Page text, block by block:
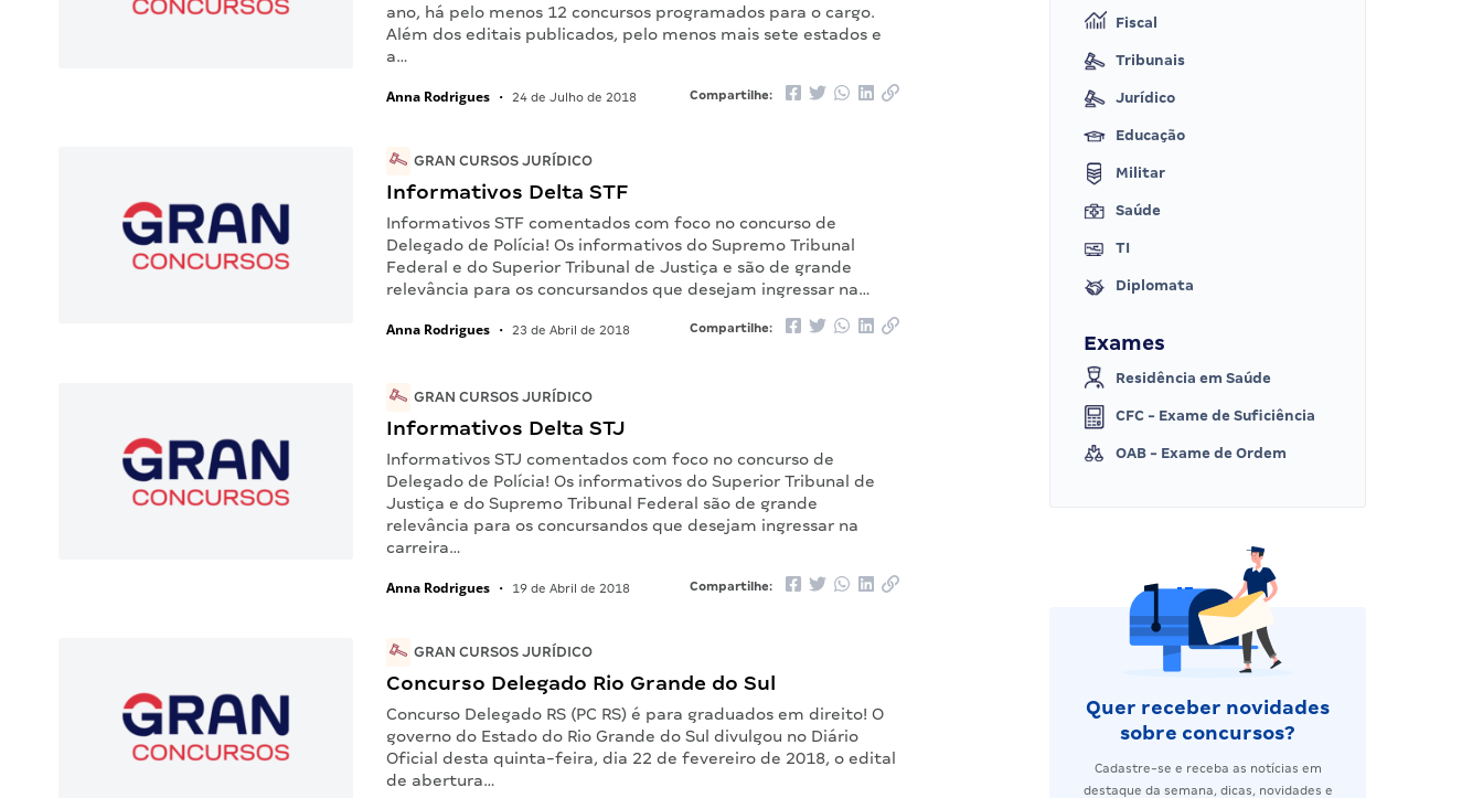
ano, há pelo menos 12 concursos programados para o cargo.
Além dos editais publicados, pelo menos mais sete estados e
a…
Anna Rodrigues • 24 de Julho de 2018 Compartilhe:
GRAN CURSOS JURÍDICO
Informativos Delta STF
Informativos STF comentados com foco no concurso de
Delegado de Polícia! Os informativos do Supremo Tribunal
Federal e do Superior Tribunal de Justiça e são de grande
relevância para os concursandos que desejam ingressar na…
Anna Rodrigues • 23 de Abril de 2018 Compartilhe:
GRAN CURSOS JURÍDICO
Informativos Delta STJ
Informativos STJ comentados com foco no concurso de
Delegado de Polícia! Os informativos do Superior Tribunal de
Justiça e do Supremo Tribunal Federal são de grande
relevância para os concursandos que desejam ingressar na
carreira…
Anna Rodrigues • 19 de Abril de 2018 Compartilhe:
GRAN CURSOS JURÍDICO
Concurso Delegado Rio Grande do Sul
Concurso Delegado RS (PC RS) é para graduados em direito! O
governo do Estado do Rio Grande do Sul divulgou no Diário
Oficial desta quinta-feira, dia 22 de fevereiro de 2018, o edital
de abertura…
Fiscal
Tribunais
Jurídico
Educação
Militar
Saúde
TI
Diplomata
Exames
Residência em Saúde
CFC - Exame de Suficiência
OAB - Exame de Ordem
Quer receber novidades
sobre concursos?
Cadastre-se e receba as notícias em
destaque da semana, dicas, novidades e